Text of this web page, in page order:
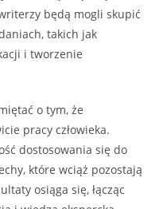
będą mogli skupić
takich jak
i tworzenie
o tym, że
pracy człowieka.
dostosowania się do
które wciąż pozostają
osiąga się, łącząc